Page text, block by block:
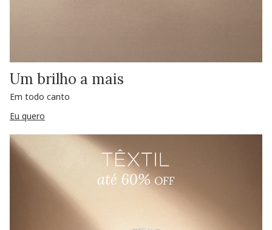
Um brilho a mais
Em todo canto
Eu quero